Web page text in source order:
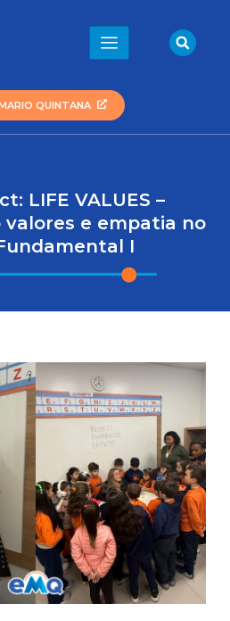
QUINTANA
LIFE VALUES –
valores e empatia no
I